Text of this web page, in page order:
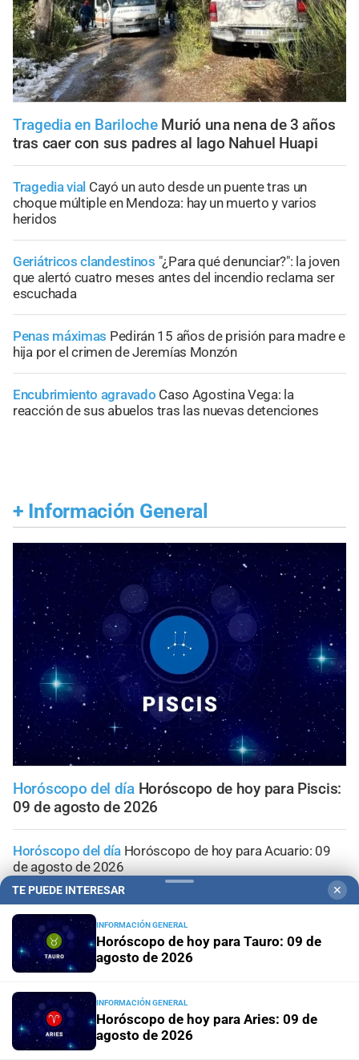
Tragedia en Bariloche Murió una nena de 3 años
tras caer con sus padres al lago Nahuel Huapi
Tragedia vial Cayó un auto desde un puente tras un
choque múltiple en Mendoza: hay un muerto y varios
heridos
Geriátricos clandestinos "¿Para qué denunciar?": la joven
que alertó cuatro meses antes del incendio reclama ser
escuchada
Penas máximas Pedirán 15 años de prisión para madre e
hija por el crimen de Jeremías Monzón
Encubrimiento agravado Caso Agostina Vega: la
reacción de sus abuelos tras las nuevas detenciones
+ Información General
Horóscopo del día Horóscopo de hoy para Piscis:
09 de agosto de 2026
Horóscopo del día Horóscopo de hoy para Acuario: 09
de agosto de 2026
Horóscopo del díaHoróscopo de hoy para Capricornio:
09 de agosto de 2026
Horóscopo del díaHoróscopo de hoy para Sagitario: 09
Horóscopo del díaHoróscopo de hoy para Escorpio: 09
de agosto de 2026
TE PUEDE INTERESAR ✕
INFORMACIÓN GENERAL
Horóscopo de hoy para Tauro: 09 de
agosto de 2026
INFORMACIÓN GENERAL
Horóscopo de hoy para Aries: 09 de
agosto de 2026